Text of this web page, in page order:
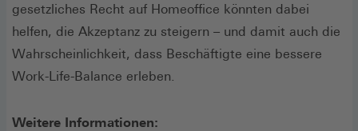
gesetzliches Recht auf Homeoffice könnten dabei
helfen, die Akzeptanz zu steigern – und damit auch die
Wahrscheinlichkeit, dass Beschäftigte eine bessere
Work-Life-Balance erleben.
Weitere Informationen: